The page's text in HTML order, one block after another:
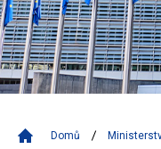
Domů